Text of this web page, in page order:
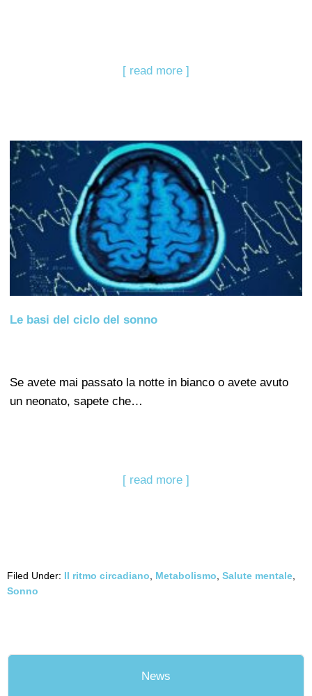
[ read more ]
Le basi del ciclo del sonno
Se avete mai passato la notte in bianco o avete avuto
un neonato, sapete che…
[ read more ]
Filed Under: Il ritmo circadiano Metabolismo Salute mentale
Sonno
News